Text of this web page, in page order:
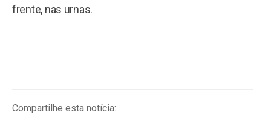
frente, nas urnas.
Compartilhe esta notícia: